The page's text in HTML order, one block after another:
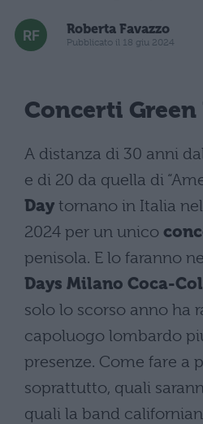
Roberta Favazzo
Pubblicato il 18 giu 2024
Concerti Green
A distanza di 30 anni
e di 20 da quella di
Day tornano in Italia
2024 per un unico
penisola. E lo faranno
Days Milano Coca-
solo lo scorso anno ha
capoluogo lombardo
presenze. Come fare a
soprattutto, quali
quali la band